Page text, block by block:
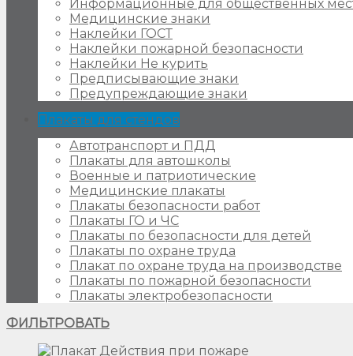
Информационные для общественных
Медицинские знаки
Наклейки ГОСТ
Наклейки пожарной безопасности
Наклейки Не курить
Предписывающие знаки
Предупреждающие знаки
Плакаты для стендов
Автотранспорт и ПДД
Плакаты для автошколы
Военные и патриотические
Медицинские плакаты
Плакаты безопасности работ
Плакаты ГО и ЧС
Плакаты по безопасности для детей
Плакаты по охране труда
Плакат по охране труда на производстве
Плакаты по пожарной безопасности
Плакаты электробезопасности
ФИЛЬТРОВАТЬ